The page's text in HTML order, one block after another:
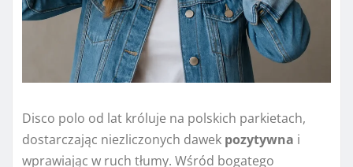
Disco polo od lat króluje na polskich parkietach,
dostarczając niezliczonych dawek pozytywna i
wprawiając w ruch tłumy. Wśród bogatego